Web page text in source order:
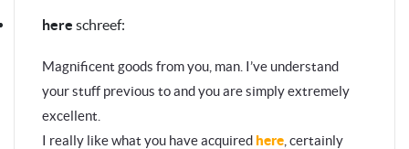
here schreef:
Magnificent goods from you, man. I’ve understand
your stuff previous to and you are simply extremely
excellent.
I really like what you have acquiredhere , certainly